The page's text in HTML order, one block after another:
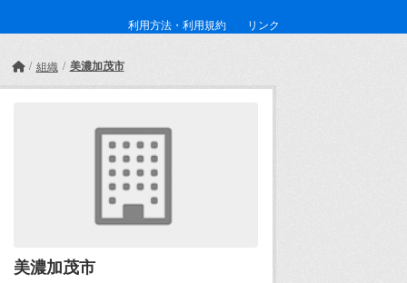
利用方法・利用規約 リンク
組織 美濃加茂市
美濃加茂市